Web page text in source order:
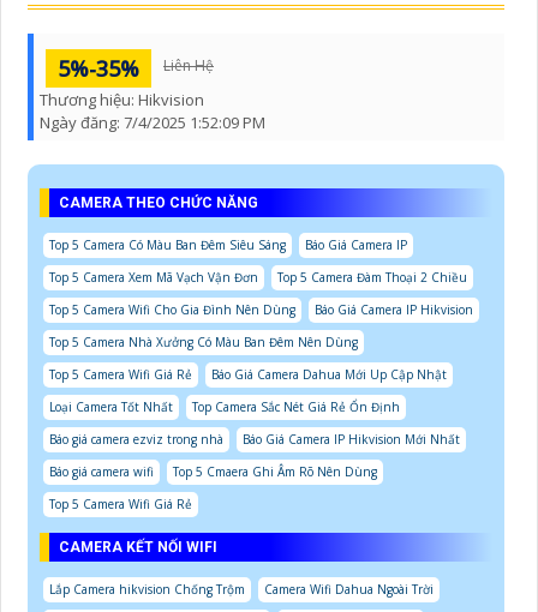
5%-35% Liên Hệ
Thương hiệu: Hikvision
Ngày đăng: 7/4/2025 1:52:09 PM
CAMERA THEO CHỨC NĂNG
Top 5 Camera Có Màu Ban Đêm Siêu Sáng
Báo Giá Camera IP
Top 5 Camera Xem Mã Vạch Vận Đơn
Top 5 Camera Đàm Thoại 2 Chiều
Top 5 Camera Wifi Cho Gia Đình Nên Dùng
Báo Giá Camera IP Hikvision
Top 5 Camera Nhà Xưởng Có Màu Ban Đêm Nên Dùng
Top 5 Camera Wifi Giá Rẻ
Báo Giá Camera Dahua Mới Up Cập Nhật
Loại Camera Tốt Nhất
Top Camera Sắc Nét Giá Rẻ Ổn Định
Báo giá camera ezviz trong nhà
Báo Giá Camera IP Hikvision Mới Nhất
Báo giá camera wifi
Top 5 Cmaera Ghi Âm Rõ Nên Dùng
Top 5 Camera Wifi Giá Rẻ
CAMERA KẾT NỐI WIFI
Lắp Camera hikvision Chống Trộm
Camera Wifi Dahua Ngoài Trời